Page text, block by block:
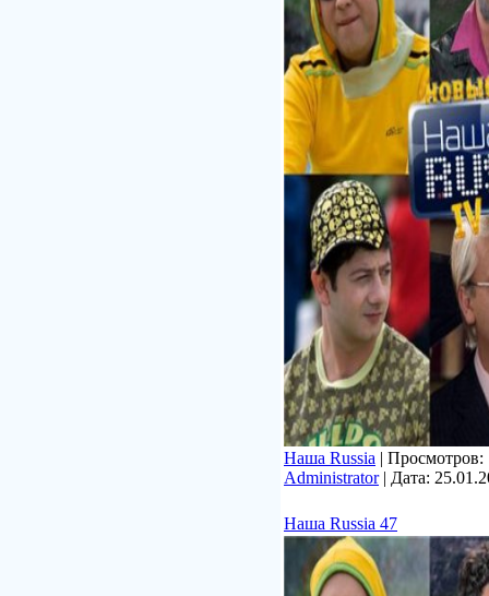
Наша Russia | Просмотров:
Administrator| Дата:
Наша Russia 47